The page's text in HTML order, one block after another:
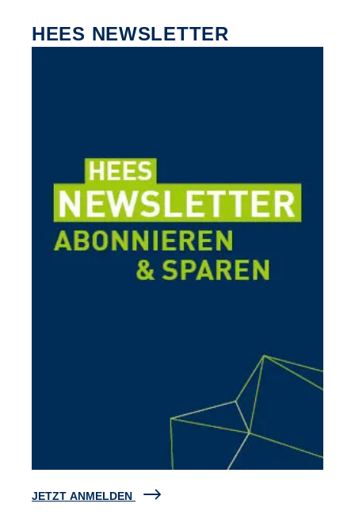
HEES NEWSLETTER
JETZT ANMELDEN